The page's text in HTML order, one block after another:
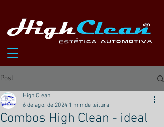
Post
Combos High Clean - ideal
High Clean
6 de ago. de 2024 1 min de leitura